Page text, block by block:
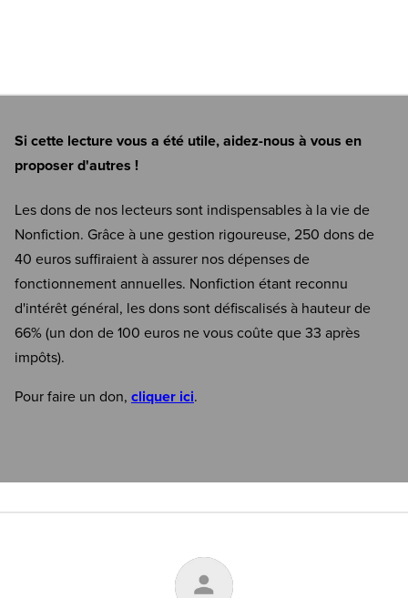
Si cette lecture vous a été utile, aidez-nous à vous en
proposer d'autres !
Les dons de nos lecteurs sont indispensables à la vie de
Nonfiction. Grâce à une gestion rigoureuse, 250 dons de
40 euros suffiraient à assurer nos dépenses de
fonctionnement annuelles. Nonfiction étant reconnu
d'intérêt général, les dons sont défiscalisés à hauteur de
66% (un don de 100 euros ne vous coûte que 33 après
impôts).
Pour faire un don, cliquer ici.